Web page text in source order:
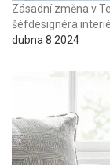
Zásadní změna v
šéfdesignéra
dubna 8 2024